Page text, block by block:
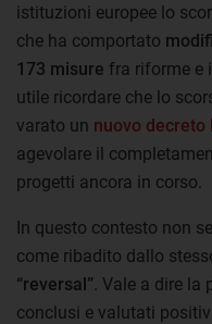
istituzioni europee lo
che ha comportato
173 misure fra riforme e
utile ricordare che lo
varato un nuovo decreto
agevolare il
progetti ancora in corso.
In questo contesto non
come ribadito dallo
“reversal” . Vale a dire
conclusi e valutati